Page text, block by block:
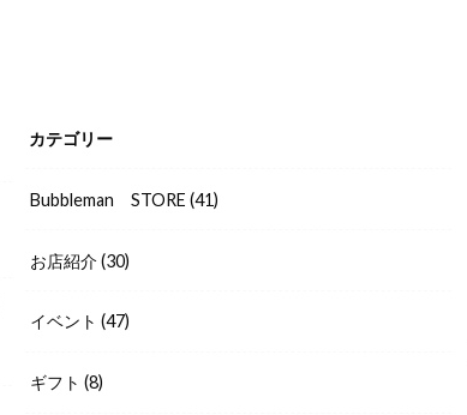
カテゴリー
Bubbleman STORE (41)
お店紹介(30)
イベント (47)
ギフト (8)